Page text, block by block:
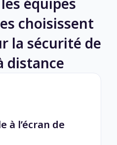
choisissent
la sécurité de
distance
à l’écran de